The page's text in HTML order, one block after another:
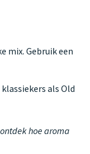
mix. Gebruik een
als Old
hoe aroma